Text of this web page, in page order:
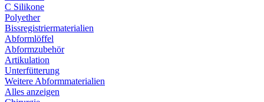
C Silikone
Polyether
Bissregistriermaterialien
Abformlöffel
Abformzubehör
Artikulation
Unterfütterung
Weitere Abformmaterialien
Alles anzeigen